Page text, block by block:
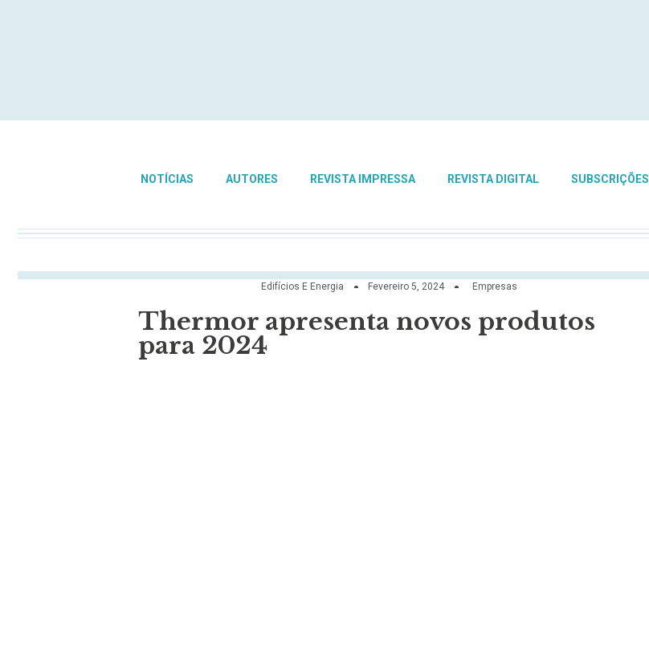
NOTÍCIAS AUTORES REVISTA IMPRESSA REVISTA DIGITAL SUBSCRIÇÕES
Edifícios E Energia Fevereiro 5, 2024 Empresas
Thermor apresenta novos produtos
para 2024